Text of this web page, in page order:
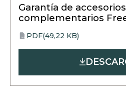
Garantía de accesorios
complementarios
PDF PDF(49,22 KB)
opens
in